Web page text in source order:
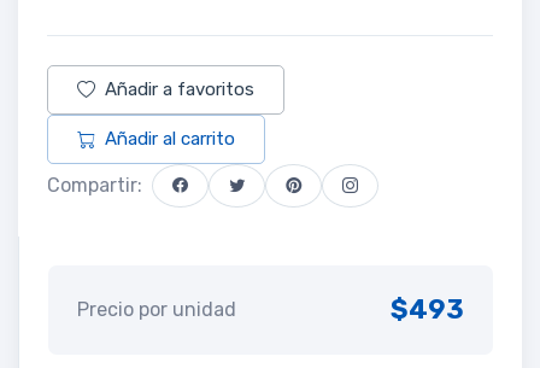
Añadir a favoritos
Añadir al carrito
Compartir:
Precio por unidad $493